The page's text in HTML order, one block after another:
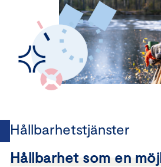
Hållbarhetstjänster
Hållbarhet som en